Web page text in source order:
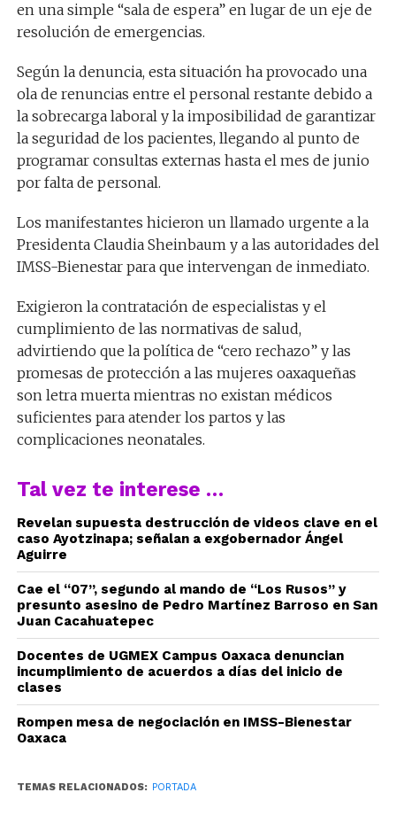
en una simple “sala de espera” en lugar de un eje de
resolución de emergencias.
Según la denuncia, esta situación ha provocado una
ola de renuncias entre el personal restante debido a
la sobrecarga laboral y la imposibilidad de garantizar
la seguridad de los pacientes, llegando al punto de
programar consultas externas hasta el mes de junio
por falta de personal.
Los manifestantes hicieron un llamado urgente a la
Presidenta Claudia Sheinbaum y a las autoridades del
IMSS-Bienestar para que intervengan de inmediato.
Exigieron la contratación de especialistas y el
cumplimiento de las normativas de salud,
advirtiendo que la política de “cero rechazo” y las
promesas de protección a las mujeres oaxaqueñas
son letra muerta mientras no existan médicos
suficientes para atender los partos y las
complicaciones neonatales.
Tal vez te interese …
Revelan supuesta destrucción de videos clave en el
caso Ayotzinapa; señalan a exgobernador Ángel
Aguirre
Cae el “07”, segundo al mando de “Los Rusos” y
presunto asesino de Pedro Martínez Barroso en San
Juan Cacahuatepec
Docentes de UGMEX Campus Oaxaca denuncian
incumplimiento de acuerdos a días del inicio de
clases
Rompen mesa de negociación en IMSS-Bienestar
Oaxaca
TEMAS RELACIONADOS: PORTADA